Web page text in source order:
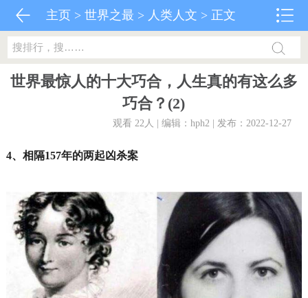
主页 >世界之最 > 人类人文 > 正文
世界最惊人的十大巧合，人生真的有这么多
巧合？(2)
观看 22人 | 编辑：hph2 | 发布：2022-12-27
4、相隔157年的两起凶杀案